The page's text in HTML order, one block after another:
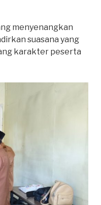
menyenangkan
suasana yang
karakter peserta